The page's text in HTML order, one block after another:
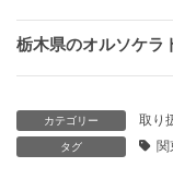
栃木県のオルソケラ
カテゴリー 取り
タグ 関